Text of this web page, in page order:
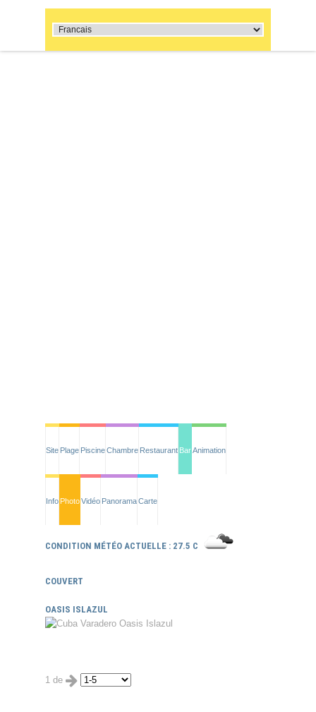
Site Plage PiscineChambre Restaurant BarAnimation
Info PhotoVidéo PanoramaCarte
CONDITION MÉTÉO ACTUELLE : 27.5 C
COUVERT
OASIS ISLAZUL
1 de